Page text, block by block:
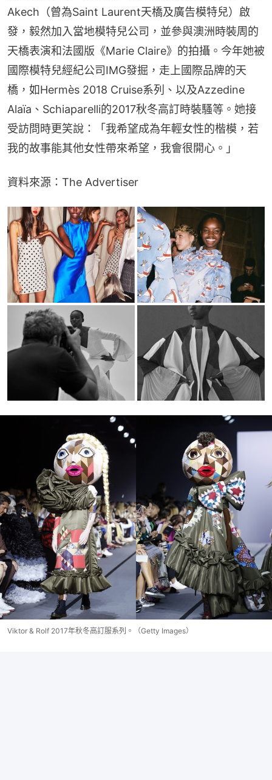
Akech（曾為Saint Laurent天橋及廣告模特兒）啟
發，毅然加入當地模特兒公司，並參與澳洲時裝周的
天橋表演和法國版《Marie Claire》的拍攝。今年她被
國際模特兒經紀公司IMG發掘，走上國際品牌的天
橋，如Hermès 2018 Cruise系列、以及Azzedine
Alaïa、Schiaparelli的2017秋冬高訂時裝騷等。她接
受訪問時更笑說：「我希望成為年輕女性的楷模，若
我的故事能其他女性帶來希望，我會很開心。」
資料來源：The Advertiser
Viktor & Rolf 2017年秋冬高訂服系列。（Getty Images）